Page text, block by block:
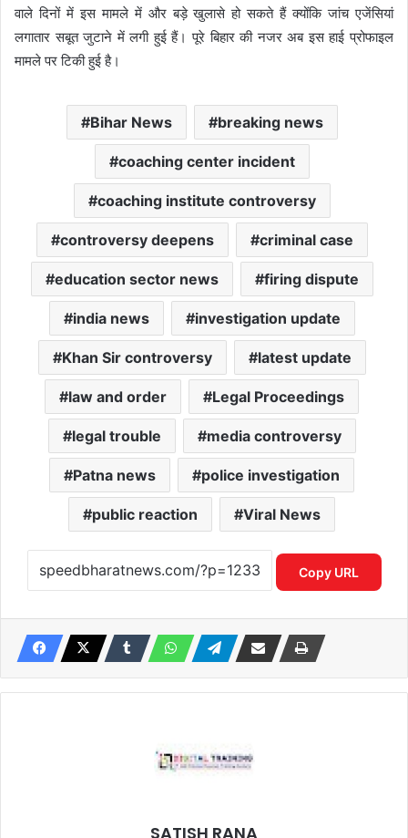
वाले दिनों में इस मामले में और बड़े खुलासे हो सकते हैं क्योंकि जांच एजेंसियां
लगातार सबूत जुटाने में लगी हुई हैं। पूरे बिहार की नजर अब इस हाई प्रोफाइल
मामले पर टिकी हुई है।
Bihar News breaking news
coaching center incident
coaching institute controversy
controversy deepens criminal case
education sector news firing dispute
india news investigation update
Khan Sir controversy latest update
law and order Legal Proceedings
legal trouble media controversy
Patna news police investigation
public reaction Viral News
Copy URL
SATISH RANA